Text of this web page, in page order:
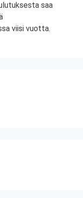
saa
viisi vuotta.